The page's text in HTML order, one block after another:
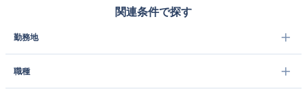
関連条件で探す
勤務地
職種